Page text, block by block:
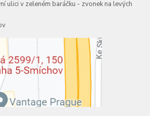
ulici v zeleném baráčku - zvonek na levých